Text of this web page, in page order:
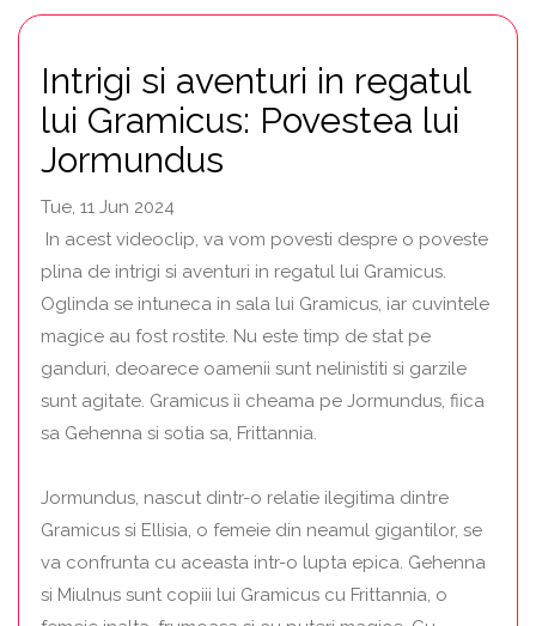
Intrigi si aventuri in regatul
lui Gramicus: Povestea lui
Jormundus
Tue, 11 Jun 2024
In acest videoclip, va vom povesti despre o poveste
plina de intrigi si aventuri in regatul lui Gramicus.
Oglinda se intuneca in sala lui Gramicus, iar cuvintele
magice au fost rostite. Nu este timp de stat pe
ganduri, deoarece oamenii sunt nelinistiti si garzile
sunt agitate. Gramicus ii cheama pe Jormundus, fiica
sa Gehenna si sotia sa, Frittannia.
Jormundus, nascut dintr-o relatie ilegitima dintre
Gramicus si Ellisia, o femeie din neamul gigantilor, se
va confrunta cu aceasta intr-o lupta epica. Gehenna
si Miulnus sunt copiii lui Gramicus cu Frittannia, o